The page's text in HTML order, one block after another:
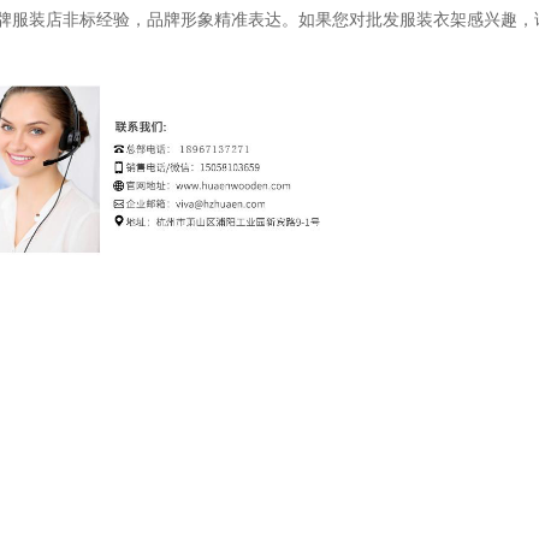
服装店非标经验，品牌形象精准表达。如果您对批发服装衣架感兴趣，